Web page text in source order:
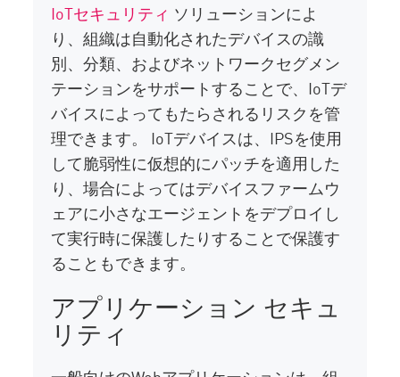
IoTセキュリティ ソリューションによ
り、組織は自動化されたデバイスの識
別、分類、およびネットワークセグメン
テーションをサポートすることで、IoTデ
バイスによってもたらされるリスクを管
理できます。 IoTデバイスは、IPSを使用
して脆弱性に仮想的にパッチを適用した
り、場合によってはデバイスファームウ
ェアに小さなエージェントをデプロイし
て実行時に保護したりすることで保護す
ることもできます。
アプリケーション セキュ
リティ